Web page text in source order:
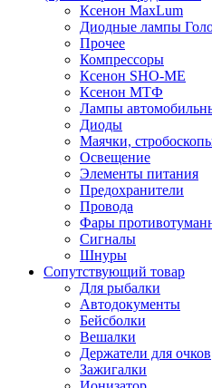
Ксенон MaxLum
Диодные лампы
Прочее
Компрессоры
Ксенон SHO-ME
Ксенон МТФ
Лампы
Диоды
Маячки,
Освещение
Элементы питания
Предохранители
Провода
Фары
Сигналы
Шнуры
Сопутствующий товар
Для рыбалки
Автодокументы
Бейсболки
Вешалки
Держатели для очков
Зажигалки